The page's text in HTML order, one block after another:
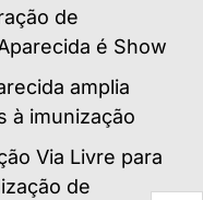
de
é Show
amplia
à imunização
Via Livre para
de